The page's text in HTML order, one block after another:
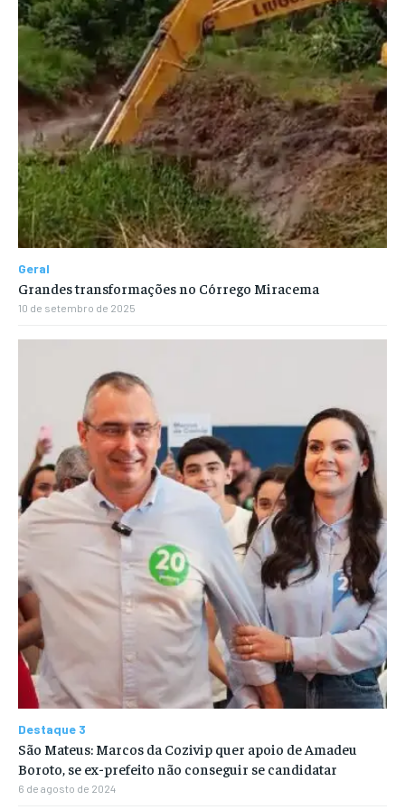
Geral
Grandes transformações no Córrego Miracema
10 de setembro de 2025
Destaque 3
São Mateus: Marcos da Cozivip quer apoio de Amadeu
Boroto, se ex-prefeito não conseguir se candidatar
6 de agosto de 2024